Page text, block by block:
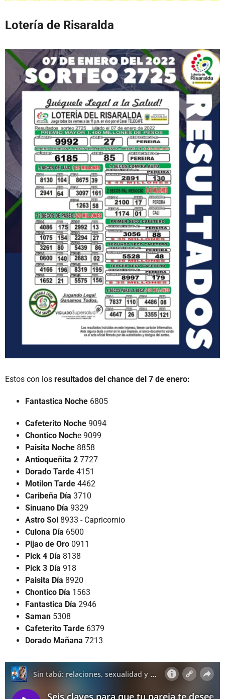
Lotería de Risaralda
Estos con los resultados del chance del 7 de enero:
Fantastica Noche 6805
Cafeterito Noche 9094
Chontico Noche 9099
Paisita Noche 8858
Antioqueñita 2 7727
Dorado Tarde 4151
Motilon Tarde 4462
Caribeña Día 3710
Sinuano Día 9329
Astro Sol 8933 - Capricornio
Culona Día 6500
Pijao de Oro 0911
Pick 4 Día 8138
Pick 3 Día 918
Paisita Día 8920
Chontico Día 1563
Fantastica Día 2946
Saman 5308
Cafeterito Tarde 6379
Dorado Mañana 7213